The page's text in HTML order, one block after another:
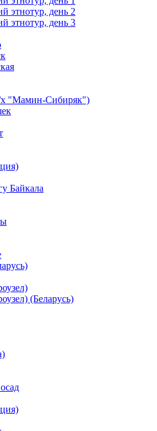
этнотур, день 2
этнотур, день 3
х "Мамин-Сибиряк")
Байкала
(Беларусь)